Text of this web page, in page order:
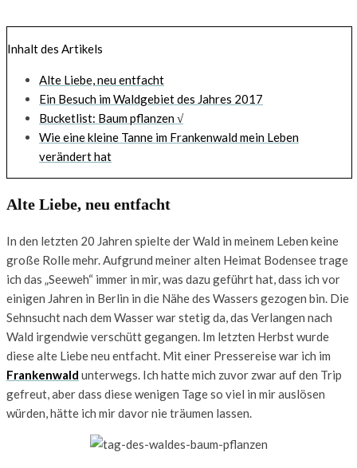
Inhalt des Artikels
Alte Liebe, neu entfacht
Ein Besuch im Waldgebiet des Jahres 2017
Bucketlist: Baum pflanzen √
Wie eine kleine Tanne im Frankenwald mein Leben
verändert hat
Alte Liebe, neu entfacht
In den letzten 20 Jahren spielte der Wald in meinem Leben keine
große Rolle mehr. Aufgrund meiner alten Heimat Bodensee trage
ich das „Seeweh“ immer in mir, was dazu geführt hat, dass ich vor
einigen Jahren in Berlin in die Nähe des Wassers gezogen bin. Die
Sehnsucht nach dem Wasser war stetig da, das Verlangen nach
Wald irgendwie verschütt gegangen. Im letzten Herbst wurde
diese alte Liebe neu entfacht. Mit einer Pressereise war ich im
Frankenwald unterwegs. Ich hatte mich zuvor zwar auf den Trip
gefreut, aber dass diese wenigen Tage so viel in mir auslösen
würden, hätte ich mir davor nie träumen lassen.